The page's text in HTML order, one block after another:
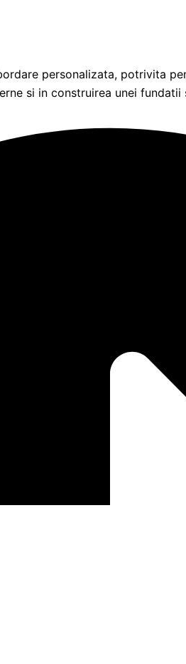
personalizata, potrivita
si in construirea unei